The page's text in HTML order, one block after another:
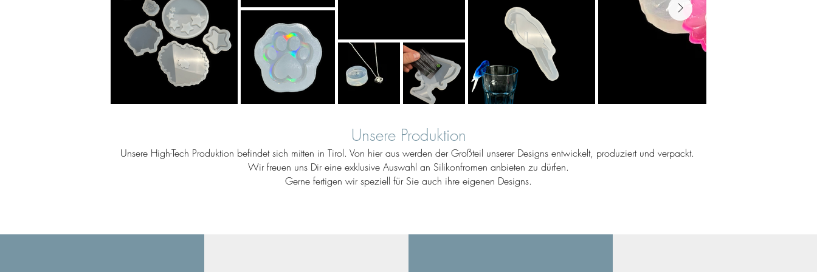
Unsere Produktion
Unsere High-Tech Produktion befindet sich mitten in Tirol. Von hier aus werden der Großteil unserer Designs entwickelt, produziert und verpackt.
Wir freuen uns Dir eine exklusive Auswahl an Silikonfromen anbieten zu dürfen.
Gerne fertigen wir speziell für Sie auch ihre eigenen Designs.